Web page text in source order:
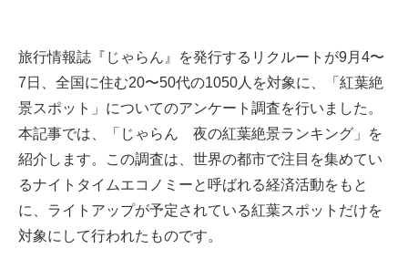
旅行情報誌『じゃらん』を発行するリクルートが9月4〜
7日、全国に住む20〜50代の1050人を対象に、「紅葉絶
景スポット」についてのアンケート調査を行いました。
本記事では、「じゃらん 夜の紅葉絶景ランキング」を
紹介します。この調査は、世界の都市で注目を集めてい
るナイトタイムエコノミーと呼ばれる経済活動をもと
に、ライトアップが予定されている紅葉スポットだけを
対象にして行われたものです。